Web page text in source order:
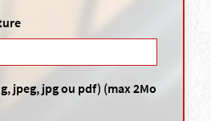
jpeg, jpg ou pdf) (max 2Mo